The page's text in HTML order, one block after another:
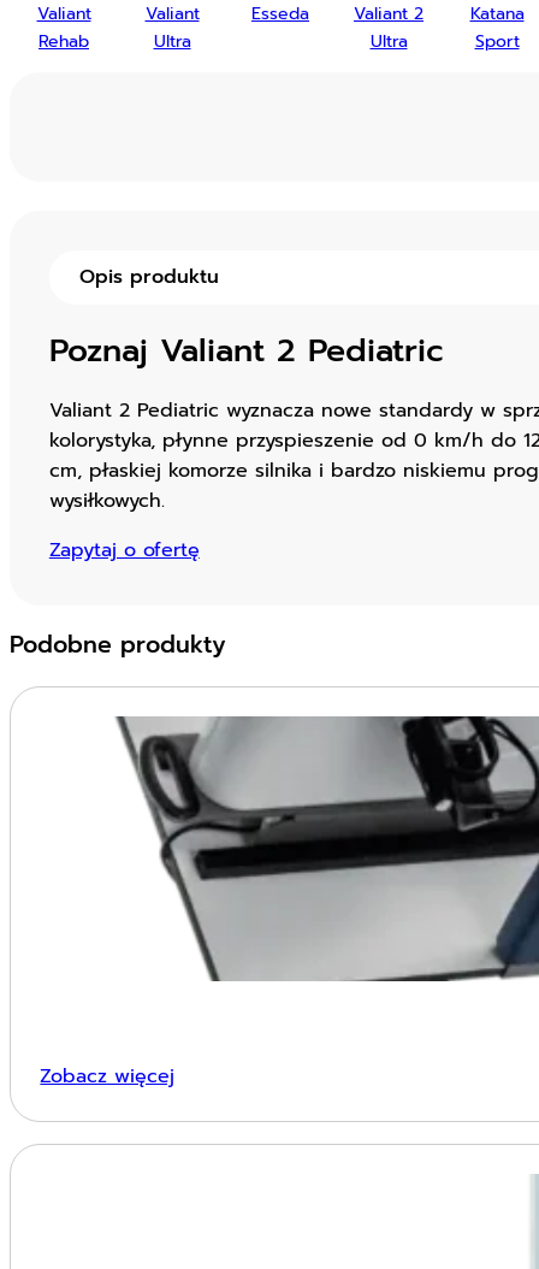
Valiant
Rehab
Valiant
Ultra
Esseda
Valiant 2
Ultra
Katana
Sport
Opis produktu
Poznaj Valiant 2 Pediatric
Valiant 2 Pediatric wyznacza nowe standardy w
kolorystyka, płynne przyspieszenie od 0 km/h do
cm, płaskiej komorze silnika i bardzo niskiemu
wysiłkowych.
Zapytaj o ofertę
Podobne produkty
Zobacz więcej